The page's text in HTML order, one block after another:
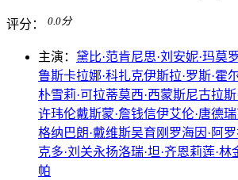
评分： 0.0分
主演： 黛比·范肯尼思·刘 安妮·玛莫
鲁斯卡拉娜·科扎克伊斯拉·罗斯·霍
朴雪莉·可拉蒂莫西·西蒙斯尼古拉
许玮伦戴斯蒙·詹钱信伊艾伦·唐德瑞
格纳 巴朗·戴维斯吴育刚 罗海因·阿
克多·刘 关永扬洛瑞·坦·齐恩莉莲·林
帕